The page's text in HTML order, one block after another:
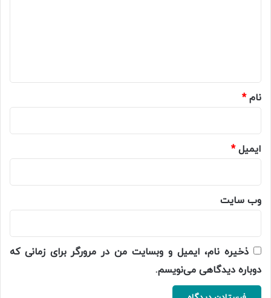
نام*
ایمیل*
وب‌ سایت
ذخیره نام، ایمیل و وبسایت من در مرورگر برای زمانی که
دوباره دیدگاهی می‌نویسم.